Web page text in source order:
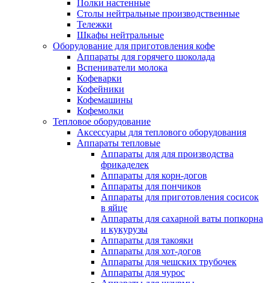
Полки настенные
Столы нейтральные производственные
Тележки
Шкафы нейтральные
Оборудование для приготовления кофе
Аппараты для горячего шоколада
Вспениватели молока
Кофеварки
Кофейники
Кофемашины
Кофемолки
Тепловое оборудование
Аксессуары для теплового оборудования
Аппараты тепловые
Аппараты для для производства
фрикаделек
Аппараты для корн-догов
Аппараты для пончиков
Аппараты для приготовления сосисок
в яйце
Аппараты для сахарной ваты попкорна
и кукурузы
Аппараты для такояки
Аппараты для хот-догов
Аппараты для чешских трубочек
Аппараты для чурос